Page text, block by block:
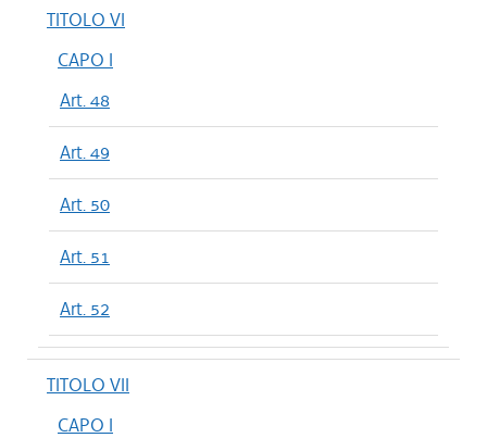
TITOLO VI
CAPO I
Art. 48
Art. 49
Art. 50
Art. 51
Art. 52
TITOLO VII
CAPO I